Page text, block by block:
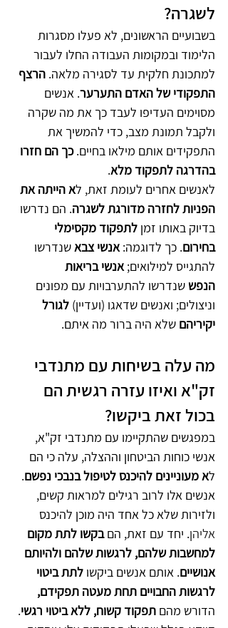
לשגרה?
בשבועיים הראשונים, לא פעלו מסגרות
הלימוד ובמקומות העבודה החלו לעבור
למתכונת חלקית עד לסגירה מלאה. הרצף
התפקודי של האדם התערער. אנשים
מסוימים העדיפו לעבד כך את מה שקרה
ולקבל תמונת מצב, כדי להמשיך את
התפקידים אותם מילאו בחיים. כך הם חזרו
בהדרגה לתפקוד מלא.
לאנשים אחרים לעומת זאת, לא הייתה את
הפניות לחזרה מדורגת לשגרה. הם נדרשו
בדיוק באותו זמן לתפקוד מקסימלי
בחירום. כך לדוגמה: אנשי צבא שנדרשו
להתגייס למילואים; אנשי בריאות
הנפש שנדרשו להתערבויות עם מפונים
וניצולים; ואנשים שדאגו (ועדיין) לגורל
יקיריהם שלא היה ברור מה איתם.
מה עלה בשיחות עם מתנדבי
זק"א ואיזו עזרה רגשית הם
בכול זאת ביקשו?
במפגשים שהתקיימו עם מתנדבי זק"א,
אנשי כוחות הביטחון וההצלה, עלה כי הם
לא מעוניינים להיכנס לטיפול בנבכי נפשם.
אנשים אלו לרוב רגילים למראות קשים,
ולזירות שלא כל אחד היה מוכן להיכנס
אליהן. יחד עם זאת, הם בקשו לתת מקום
למחשבות שלהם, לרגשות שלהם ולהיותם
אנושיים. אותם אנשים ביקשו לתת ביטוי
לרגשות החבויים תחת מעטה תפקידם,
הדורש מהם תפקוד קשוח, ללא ביטוי רגשי.